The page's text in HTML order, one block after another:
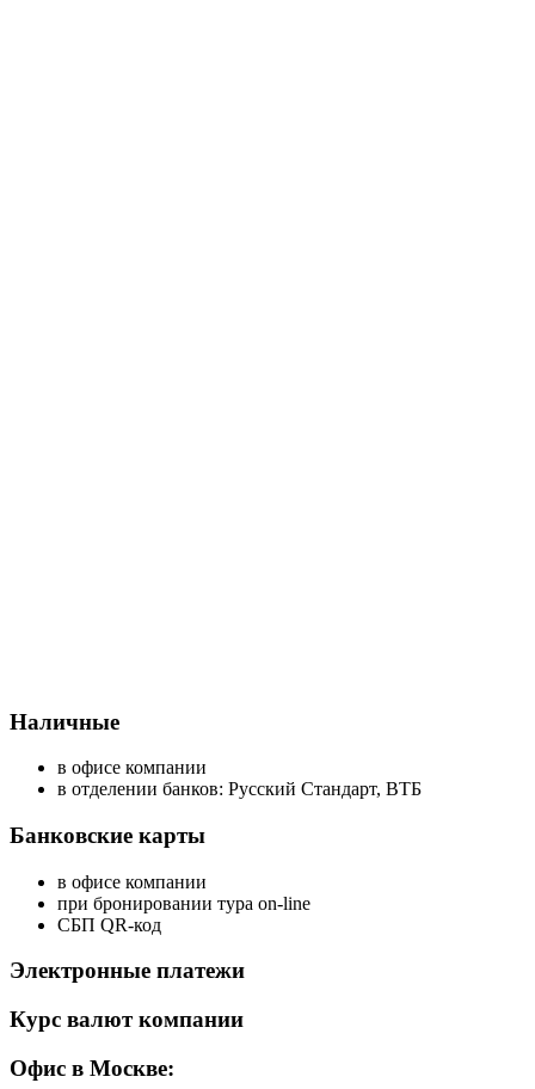
Наличные
в офисе компании
в отделении банков: Русский Стандарт, ВТБ
Банковские карты
в офисе компании
при бронировании тура on-line
СБП QR-код
Электронные платежи
Курс валют компании
Офис в Москве: